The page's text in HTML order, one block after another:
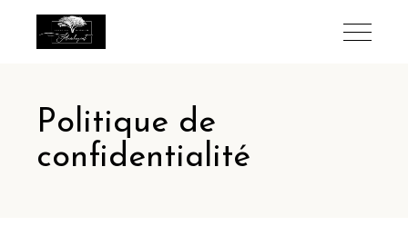
Politique de
confidentialité